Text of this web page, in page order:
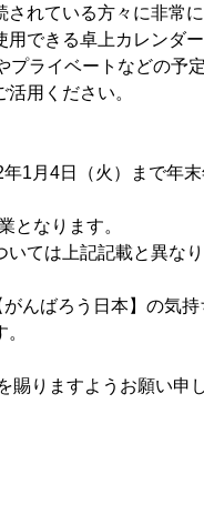
れている方々に非常に
用できる卓上カレンダ
ライベートなどの予
用ください。
月4日（火）まで年末
なります。
ては上記記載と異な
んばろう日本】の気持
りますようお願い申